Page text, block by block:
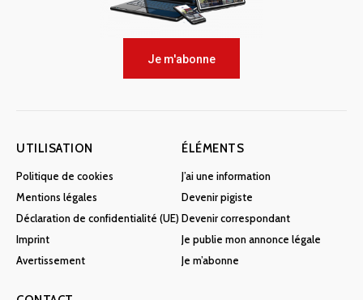
Je m'abonne
UTILISATION
Politique de cookies
Mentions légales
Déclaration de confidentialité (UE)
Imprint
Avertissement
ÉLÉMENTS
J’ai une information
Devenir pigiste
Devenir correspondant
Je publie mon annonce légale
Je m’abonne